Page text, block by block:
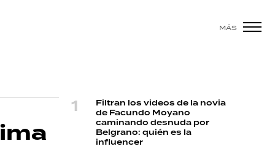
MÁS
Filtran los videos de la novia
de Facundo Moyano
caminando desnuda por
Belgrano: quién es la
influencer